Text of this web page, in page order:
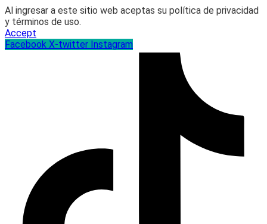
Al ingresar a este sitio web aceptas su política de privacidad
y términos de uso.
Accept
Facebook X-twitter Instagram